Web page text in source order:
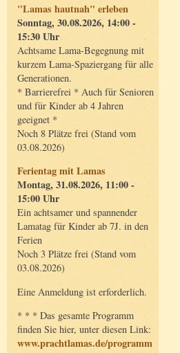
"Lamas hautnah" erleben
Sonntag, 30.08.2026, 14:00 -
15:30 Uhr
Achtsame Lama-Begegnung mit
kurzem Lama-Spaziergang für alle
Generationen.
* Barrierefrei * Auch für Senioren
und für Kinder ab 4 Jahren
geeignet *
Noch 8 Plätze frei (Stand vom
03.08.2026)
Ferientag mit Lamas
Montag, 31.08.2026, 11:00 -
15:00 Uhr
Ein achtsamer und spannender
Lamatag für Kinder ab 7J. in den
Ferien
Noch 3 Plätze frei (Stand vom
03.08.2026)
Eine Anmeldung ist erforderlich.
* * * Das gesamte Programm
finden Sie hier, unter diesen Link:
www.prachtlamas.de/programm